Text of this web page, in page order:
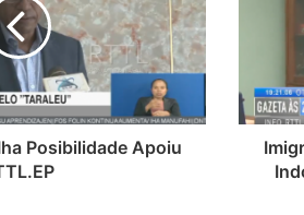
Posibilidade Apoiu